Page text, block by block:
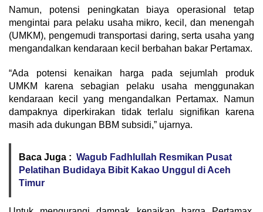
Namun, potensi peningkatan biaya operasional tetap
mengintai para pelaku usaha mikro, kecil, dan menengah
(UMKM), pengemudi transportasi daring, serta usaha yang
mengandalkan kendaraan kecil berbahan bakar Pertamax.
“Ada potensi kenaikan harga pada sejumlah produk
UMKM karena sebagian pelaku usaha menggunakan
kendaraan kecil yang mengandalkan Pertamax. Namun
dampaknya diperkirakan tidak terlalu signifikan karena
masih ada dukungan BBM subsidi,” ujarnya.
Baca Juga : Wagub Fadhlullah Resmikan Pusat
Pelatihan Budidaya Bibit Kakao Unggul di Aceh
Timur